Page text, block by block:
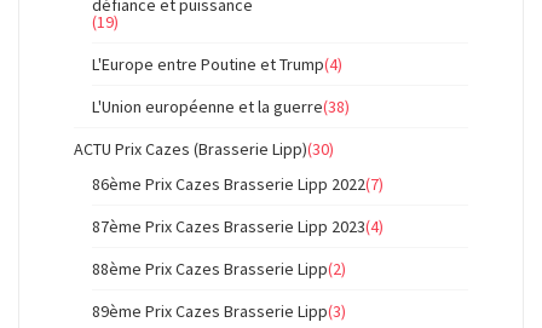
défiance et puissance
(19)
L'Europe entre Poutine et Trump(4)
L'Union européenne et la guerre(38)
ACTU Prix Cazes (Brasserie Lipp)(30)
86ème Prix Cazes Brasserie Lipp 2022(7)
87ème Prix Cazes Brasserie Lipp 2023(4)
88ème Prix Cazes Brasserie Lipp(2)
89ème Prix Cazes Brasserie Lipp(3)